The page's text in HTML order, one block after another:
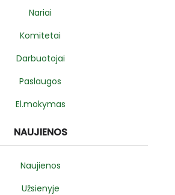
Nariai
Komitetai
Darbuotojai
Paslaugos
El.mokymas
NAUJIENOS
Naujienos
Užsienyje